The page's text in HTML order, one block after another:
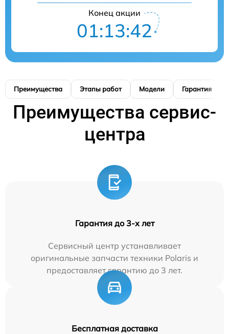
Конец акции
01:13:41
Преимущества Этапы работ Модели Гарантия
Преимущества сервис-
центра
Гарантия до 3-х лет
Сервисный центр устанавливает
оригинальные запчасти техники Polaris и
предоставляет гарантию до 3 лет.
Бесплатная доставка